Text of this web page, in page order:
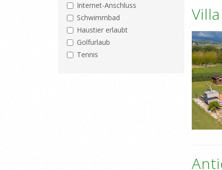
Internet-Anschluss
Schwimmbad
Haustier erlaubt
Golfurlaub
Tennis